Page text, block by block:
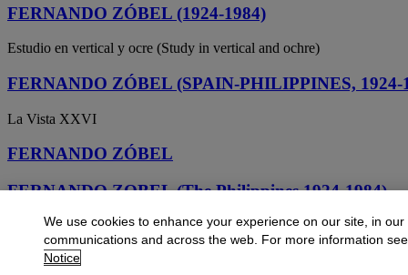
FERNANDO ZÓBEL (1924-1984)
Estudio en vertical y ocre (Study in vertical and ochre)
FERNANDO ZÓBEL (SPAIN-PHILIPPINES, 1924-
La Vista XXVI
FERNANDO ZÓBEL
FERNANDO ZOBEL (The Philippines 1924-1984)
Wet country
FERNANDO ZOBEL
We use cookies to enhance your experience on our site, in our
communications and across the web. For more information
Notice